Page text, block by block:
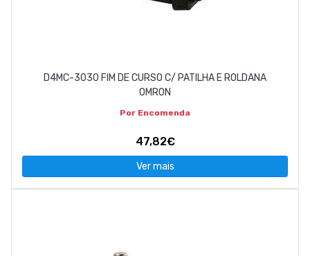
D4MC-3030 FIM DE CURSO C/ PATILHA E ROLDANA
OMRON
Por Encomenda
47,82€
Ver mais